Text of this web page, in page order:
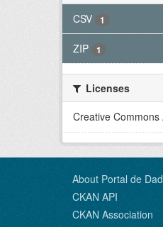
CSV
1
ZIP 1
Licenses
Creative Commons
About Portal de
CKAN API
CKAN Association